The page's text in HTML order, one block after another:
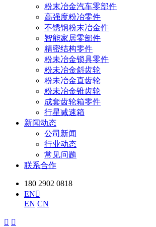
粉末冶金汽车零部件
高强度粉冶零件
不锈钢粉末冶金件
智能家居零部件
精密结构零件
粉未冶金锁具零件
粉未冶金斜齿轮
粉未冶金直齿轮
粉未冶金锥齿轮
成套齿轮箱零件
行星减速箱
新闻动态
公司新闻
行业动态
常见问题
联系合作
180 2902 0818
EN
EN CN
 